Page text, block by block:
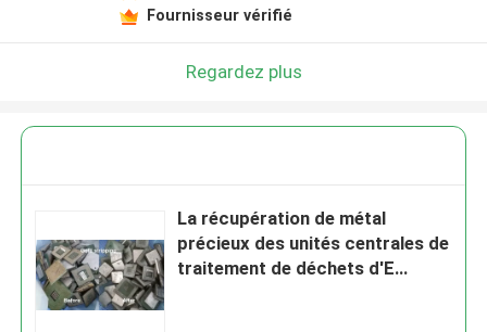
Fournisseur vérifié
Regardez plus
La récupération de métal
précieux des unités centrales de
traitement de déchets d'E